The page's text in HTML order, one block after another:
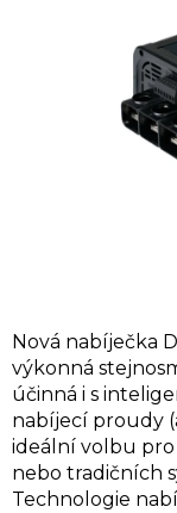
Nová nabíječka
výkonná
účinná i s
nabíjecí proudy
ideální volbu
nebo tradičních
Technologie